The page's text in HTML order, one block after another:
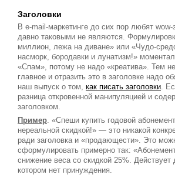
Заголовки
В e-mail-маркетинге до сих пор любят wow-
давно таковыми не являются.
миллион, лежа на диване» или «Чудо-
насморк, бородавки и лунатизм!»
«Спам», потому не надо «креатива». Тем
главное и отразить это в заголовке надо
наш выпуск о том, как писать заголовки .
разница откровенной манипуляцией и
заголовком.
Пример . «Спеши купить годовой
нереальной скидкой!» — это никакой
ради заголовка и «продающести». Это
сформулировать примерно так:
снижение веса со скидкой 25%.
котором нет принуждения.